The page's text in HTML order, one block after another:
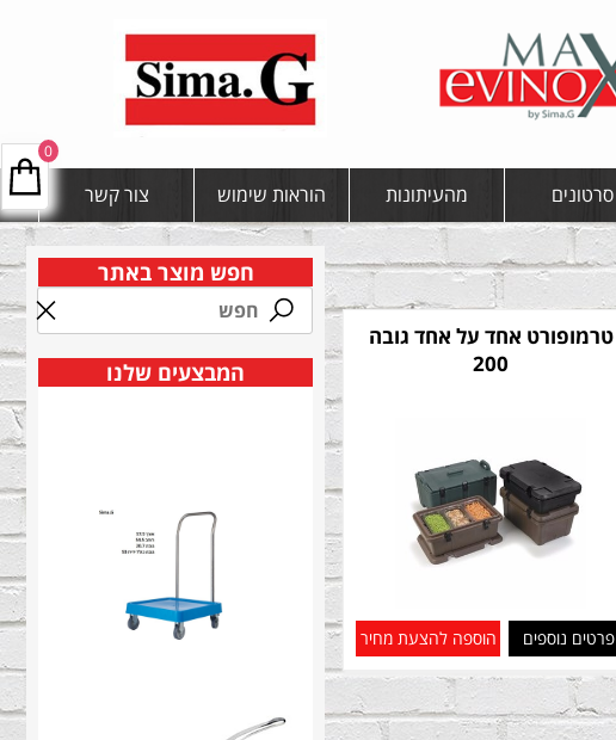
סרטונים מהעיתונות הוראות שימוש צור קשר
0
טרמופורט אחד על אחד גובה
200
פרטים נוספים הוספה להצעת מחיר
חפש מוצר באתר
המבצעים שלנו